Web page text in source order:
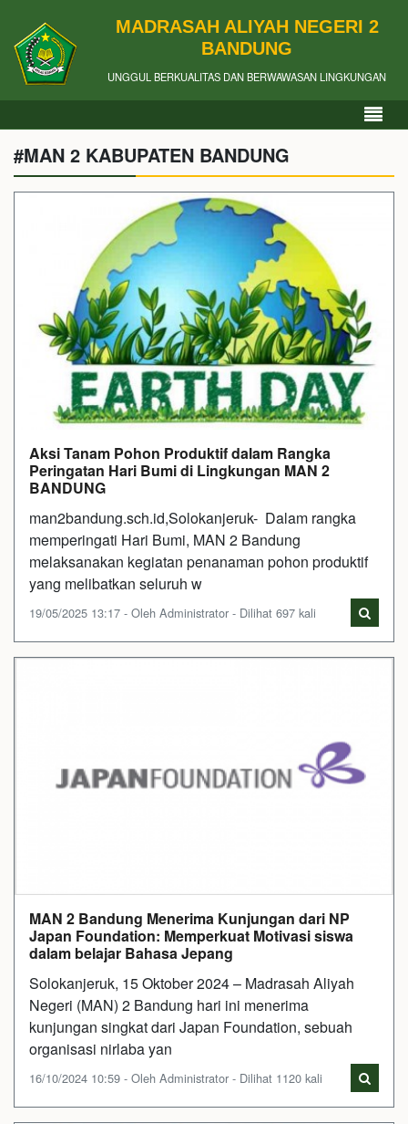
MADRASAH ALIYAH NEGERI 2
BANDUNG
UNGGUL BERKUALITAS DAN BERWAWASAN LINGKUNGAN
#MAN 2 KABUPATEN BANDUNG
Aksi Tanam Pohon Produktif dalam Rangka
Peringatan Hari Bumi di Lingkungan MAN 2
BANDUNG
man2bandung.sch.id,Solokanjeruk- Dalam rangka
memperingati Hari Bumi, MAN 2 Bandung
melaksanakan kegiatan penanaman pohon produktif
yang melibatkan seluruh w
19/05/2025 13:17 - Oleh Administrator - Dilihat 697 kali
MAN 2 Bandung Menerima Kunjungan dari NP
Japan Foundation: Memperkuat Motivasi siswa
dalam belajar Bahasa Jepang
Solokanjeruk, 15 Oktober 2024 – Madrasah Aliyah
Negeri (MAN) 2 Bandung hari ini menerima
kunjungan singkat dari Japan Foundation, sebuah
organisasi nirlaba yan
16/10/2024 10:59 - Oleh Administrator - Dilihat 1120 kali